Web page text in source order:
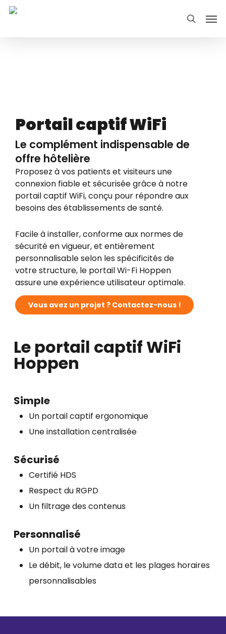
Skip
search
Portail captif WiFi​
Le complément indispensable de
offre hôtelière​
Proposez à vos patients et visiteurs une
connexion fiable et sécurisée grâce à notre
portail captif WiFi, conçu pour répondre aux
besoins des établissements de santé.
Facile à installer, conforme aux normes de
sécurité en vigueur, et entièrement
personnalisable selon les spécificités de
votre structure, le portail Wi-Fi Hoppen
assure une expérience utilisateur optimale.
Vous avez un projet ? Contactez-nous !
Le portail captif WiFi
Hoppen
Simple​
Un portail captif ergonomique​
Une installation centralisée
Sécurisé​
Certifié HDS ​
Respect du RGPD​
Un filtrage des contenus
Personnalisé
Un portail à votre image​
Le débit, le volume data et les plages horaires
personnalisables​